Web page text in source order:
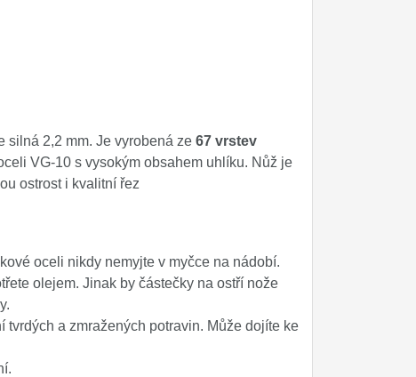
silná 2,2 mm. Je vyrobená ze 67 vrstev
VG-10 s vysokým obsahem uhlíku. Nůž je
ostrost i kvalitní řez
oceli nikdy nemyjte v myčce na nádobí.
olejem. Jinak by částečky na ostří nože
a zmražených potravin. Může dojíte ke